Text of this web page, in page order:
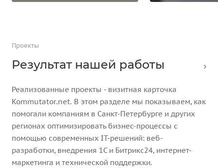
Проекты
Результат нашей работы
Реализованные проекты - визитная карточка
Kommutator.net. В этом разделе мы показываем, как
помогали компаниям в Санкт-Петербурге и других
регионах оптимизировать бизнес-процессы с
помощью современных IT-решений: веб-
разработки, внедрения 1С и Битрикс24, интернет-
маркетинга и технической поддержки.